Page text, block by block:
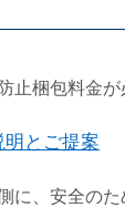
梱包料金が
とご提案
、安全のた